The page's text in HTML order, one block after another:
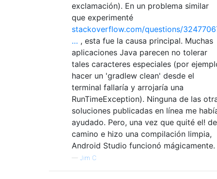
exclamación). En un problema similar
que experimenté
stackoverflow.com/questions/
… , esta fue la causa principal. Muchas
aplicaciones Java parecen no tolerar
tales caracteres especiales (por
hacer un 'gradlew clean' desde el
terminal fallaría y arrojaría una
RunTimeException). Ninguna de las
soluciones publicadas en línea me
ayudado. Pero, una vez que quité el!
camino e hizo una compilación limpia,
Android Studio funcionó mágicamente.
— Jim C